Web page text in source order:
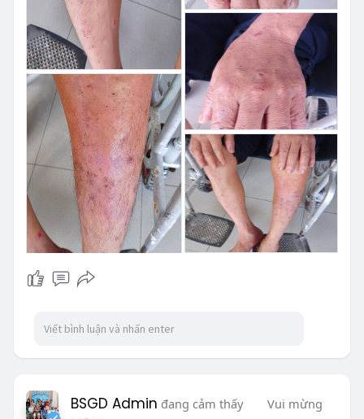
BSGD Admin đang cảm thấy Vui mừng